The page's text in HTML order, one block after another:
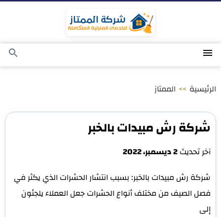
المحتوى
القائمة
بحث
الرئيسية >> الممتاز
شركة رش مبيدات بالخبر
آخر تحديث2 ديسمبر، 2022
شركة رش مبيدات بالخبر: بسبب انتشار الحشرات الذي يكثر في
فصل الصيف من مختلف أنواع الحشرات جعل العملاء يلجئون
إلى